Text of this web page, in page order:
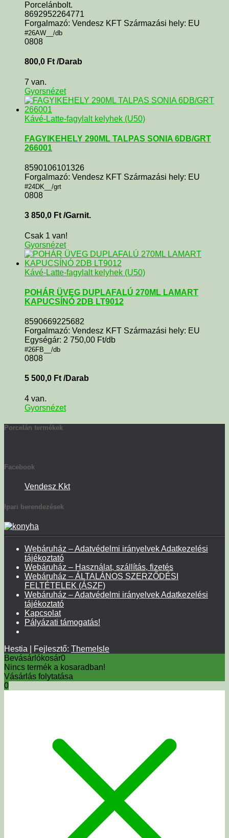
Porcelánbolt.
8692952264771
Forgalmazó: Vendesz KFT Származási hely: EU
#26AW__/db
0808
800,0 Ft /Darab
7 van.
Gyorsnézet
Kávé-Latte-fagylalt kelyhek (U50)
FAGYIKEHELY 290ML TALPAS SONIA 6DB/GRT
266001
8590106101326
Forgalmazó: Vendesz KFT Származási hely: EU
#24DK__/grt
0808
3 850,0 Ft /Garnit.
Csak 1 van!
Gyorsnézet
Kávé-Latte-fagylalt kelyhek (U50)
POHÁR ÜVEG DUPLAFALÚ 270ML LAMART
KAPUCSÍNÓ 2DB LT9012
8590669225682
Forgalmazó: Vendesz KFT Származási hely: EU
Egységár: 2 750,00 Ft/db
#26FB__/db
0808
5 500,0 Ft /Darab
4 van.
Gyorsnézet
Porcelán termékek
Facebook
Vendesz Kkt
Ipari berendezések
Webáruház – Adatvédelmi irányelvek Adatkezelési
tájékoztató
Webáruház – Használat, szállítás, fizetés
Webáruház – ÁLTALÁNOS SZERZŐDÉSI
FELTÉTELEK (ÁSZF)
Webáruház – Adatvédelmi irányelvek Adatkezelési
tájékoztató
Kapcsolat
Pályázati támogatás!
Hestia | Fejlesztő: ThemeIsle
Bevásárlókosár0
Nincs termék a kosaradban!
Vásárlás folytatása
0